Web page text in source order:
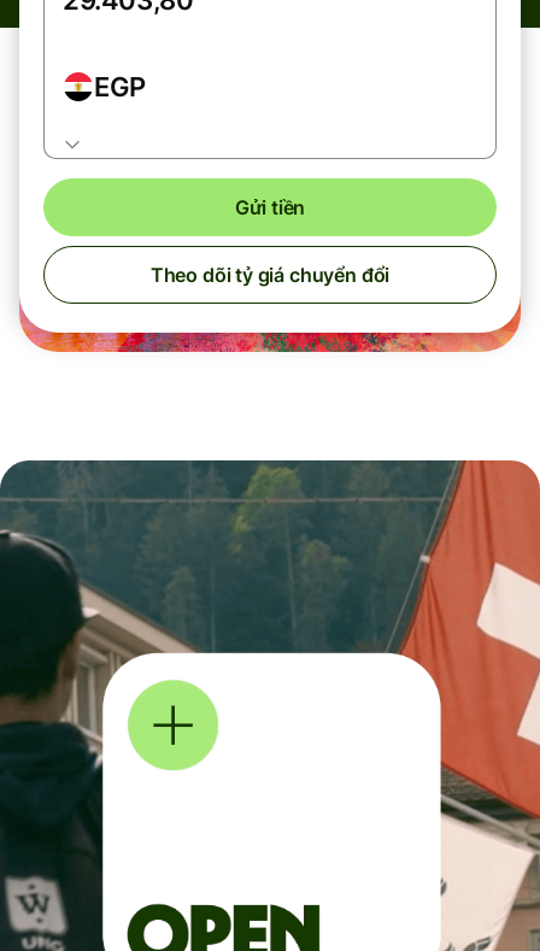
EGP
Gửi tiền
Theo dõi tỷ giá chuyển đổi